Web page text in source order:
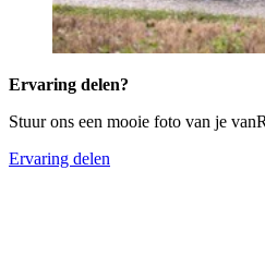
Ervaring delen?
Stuur ons een mooie foto van je
Ervaring delen